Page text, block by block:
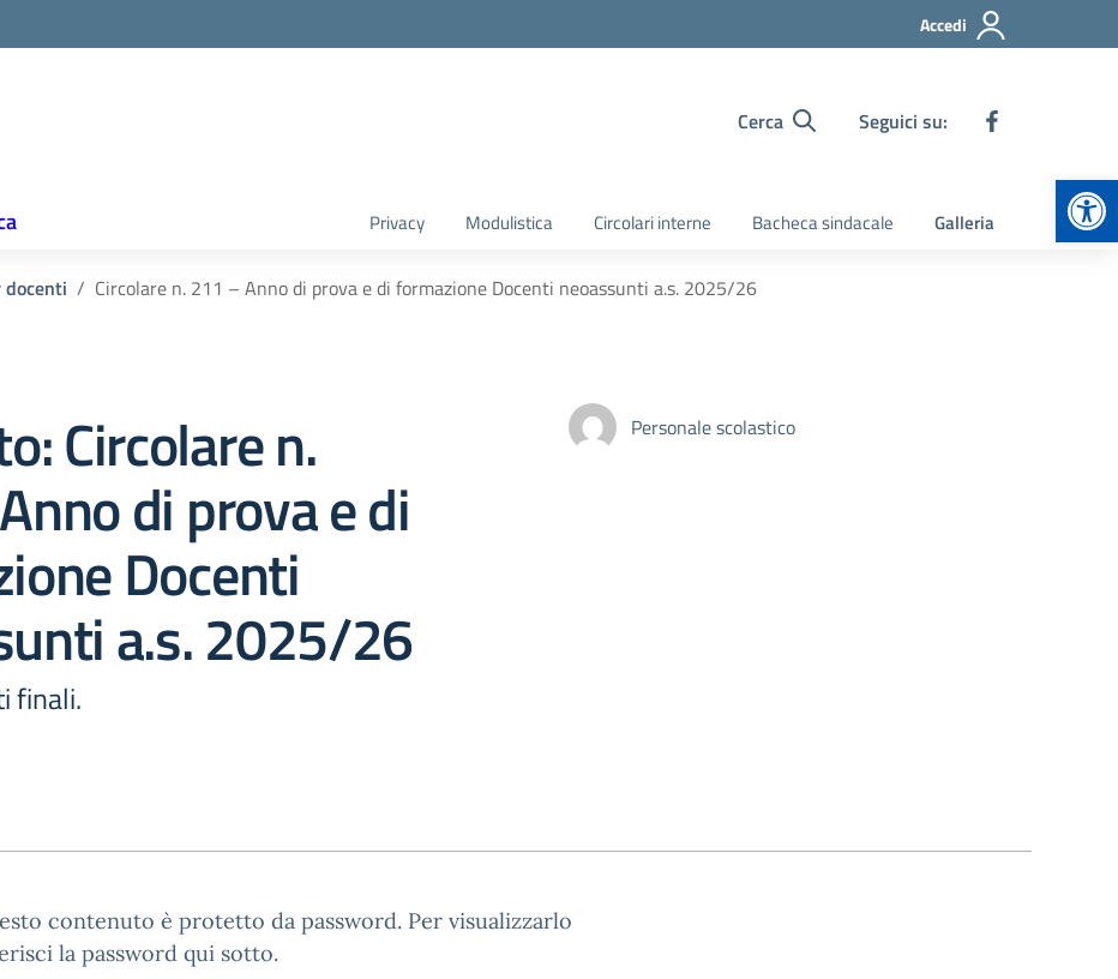
Accedi
Cerca Seguici su:
Privacy Modulistica Circolari interne Bacheca sindacale Galleria
docenti Circolare n. 211 – Anno di prova e di formazione Docenti neoassunti a.s. 2025/26
Circolare n.
di prova e di
Docenti
a.s. 2025/26
finali.
Personale scolastico
contenuto è protetto da password. Per visualizzarlo
la password qui sotto.